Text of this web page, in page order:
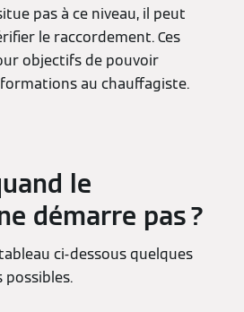
pas à ce niveau, il peut
le raccordement. Ces
objectifs de pouvoir
au chauffagiste.
le
démarre pas ?
ci-dessous quelques
possibles.